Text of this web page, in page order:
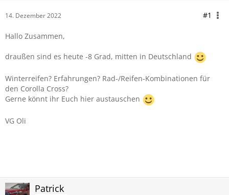
14. Dezember 2022 #1
Hallo Zusammen,
draußen sind es heute -8 Grad, mitten in Deutschland
Winterreifen? Erfahrungen? Rad-/Reifen-Kombinationen für
den Corolla Cross?
Gerne könnt ihr Euch hier austauschen
VG Oli
Patrick